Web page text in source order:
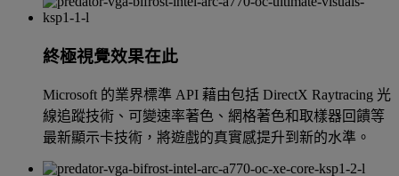
終極視覺效果在此
Microsoft 的業界標準 API 藉由包括 DirectX Raytracing 光
線追蹤技術、可變速率著色、網格著色和取樣器回饋等
最新顯示卡技術，將遊戲的真實感提升到新的水準。